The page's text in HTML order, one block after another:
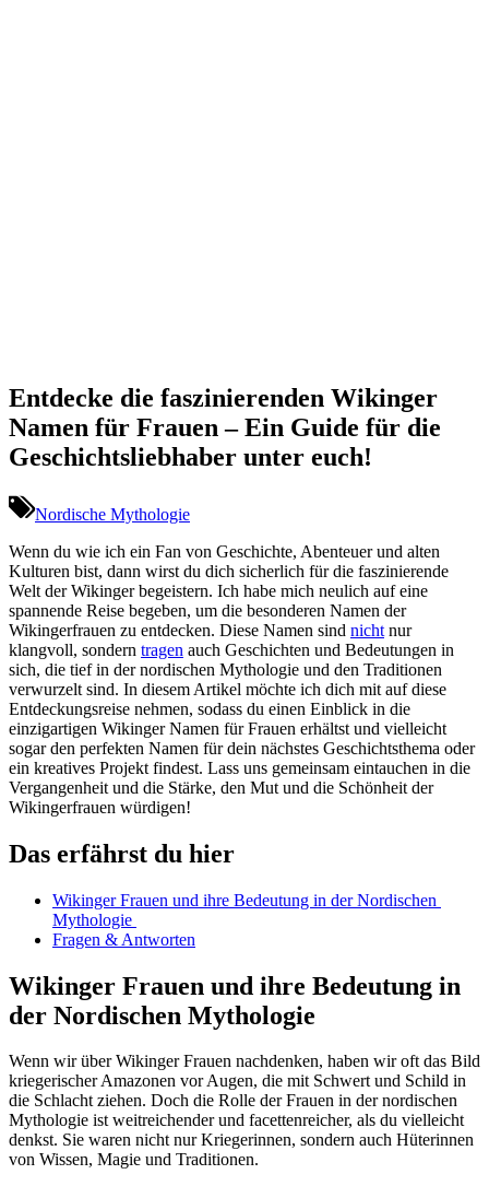
Entdecke die faszinierenden Wikinger
Namen für Frauen – Ein Guide für die
Geschichtsliebhaber unter euch!
Nordische Mythologie
Wenn du‍ wie ich ein Fan von Geschichte, Abenteuer​ und alten
Kulturen bist, dann ‍wirst du dich sicherlich für die faszinierende
⁢Welt der Wikinger⁣ begeistern. Ich habe ⁢mich neulich​ auf eine
spannende Reise begeben, um‌ die besonderen Namen ​der
Wikingerfrauen zu entdecken. Diese Namen sind nicht ‌nur‍
klangvoll, sondern tragen ⁤auch⁤ Geschichten und Bedeutungen in
sich,⁣ die tief in ‍der nordischen Mythologie und‌ den Traditionen
verwurzelt sind. In⁣ diesem Artikel ‍möchte ich dich⁢ mit ⁢auf ⁣diese
Entdeckungsreise nehmen, sodass du ‍einen ‌Einblick ‌in⁣ die
einzigartigen Wikinger Namen für Frauen erhältst und‍ vielleicht
⁢sogar ‌den perfekten Namen für⁢ dein nächstes ⁢Geschichtsthema oder
ein kreatives Projekt findest. Lass uns gemeinsam eintauchen in die
Vergangenheit und die Stärke, den⁢ Mut und die Schönheit‌ der
Wikingerfrauen würdigen!
Das erfährst du hier
Wikinger Frauen⁤ und ‌ihre Bedeutung‌ in der Nordischen ​
Mythologie ‌
Fragen ‌& Antworten
Wikinger Frauen und ihre Bedeutung⁢ in‍
der Nordischen Mythologie
Wenn wir über Wikinger Frauen nachdenken,⁢ haben wir oft⁢ das Bild
kriegerischer Amazonen​ vor Augen, ⁤die mit ‍Schwert und ‌Schild in
die Schlacht ziehen. Doch⁢ die Rolle der Frauen⁤ in der⁢ nordischen
Mythologie ist weitreichender und facettenreicher, ⁢als du vielleicht
denkst. Sie waren ‍nicht nur Kriegerinnen, sondern auch ⁤Hüterinnen
von Wissen, Magie und Traditionen.